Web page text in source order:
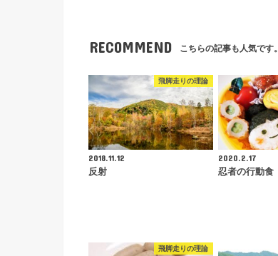
RECOMMEND こちらの記事も人気です。
飛脚走りの理論
2018.11.12
反射
2020.2.17
忍者の行動食
飛脚走りの理論